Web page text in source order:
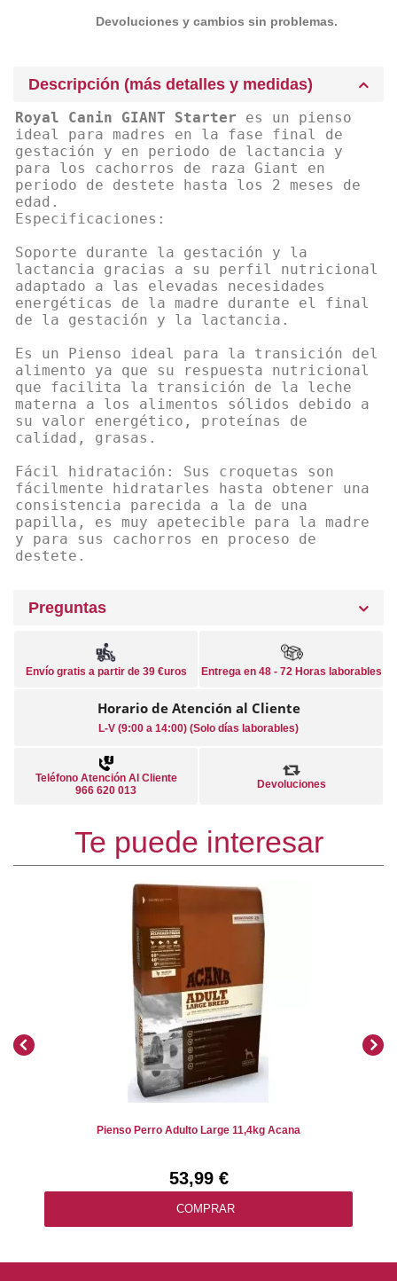
Devoluciones y cambios sin problemas.
Descripción (más detalles y medidas)
Royal Canin GIANT Starter es un pienso
ideal para madres en la fase final de
gestación y en periodo de lactancia y
para los cachorros de raza Giant en
periodo de destete hasta los 2 meses de
edad.
Especificaciones:
Soporte durante la gestación y la
lactancia gracias a su perfil nutricional
adaptado a las elevadas necesidades
energéticas de la madre durante el final
de la gestación y la lactancia.
Es un Pienso ideal para la transición del
alimento ya que su respuesta nutricional
que facilita la transición de la leche
materna a los alimentos sólidos debido a
su valor energético, proteínas de
calidad, grasas.
Fácil hidratación: Sus croquetas son
fácilmente hidratarles hasta obtener una
consistencia parecida a la de una
papilla, es muy apetecible para la madre
y para sus cachorros en proceso de
destete.
Preguntas
Envío gratis a partir de 39 €uros Entrega en 48 - 72 Horas laborables
Horario de Atención al Cliente
L-V (9:00 a 14:00) (Solo días laborables)
Teléfono Atención Al Cliente
966 620 013
Devoluciones
Te puede interesar
Pienso Perro Adulto Large 11,4kg Acana
53,99 €
COMPRAR